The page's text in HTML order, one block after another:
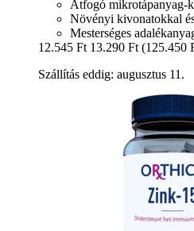
Átfogó mikrotápanyag-
Növényi kivonatokkal
Mesterséges
12.545 Ft 13.290 Ft (125.450
Szállítás eddig: augusztus 11.